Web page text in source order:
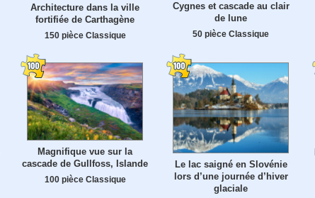
Architecture dans la ville
fortifiée de Carthagène
150 pièce Classique
Cygnes et cascade au clair
de lune
50 pièce Classique
Magnifique vue sur la
cascade de Gullfoss, Islande
100 pièce Classique
Le lac saigné en Slovénie
lors d’une journée d’hiver
glaciale